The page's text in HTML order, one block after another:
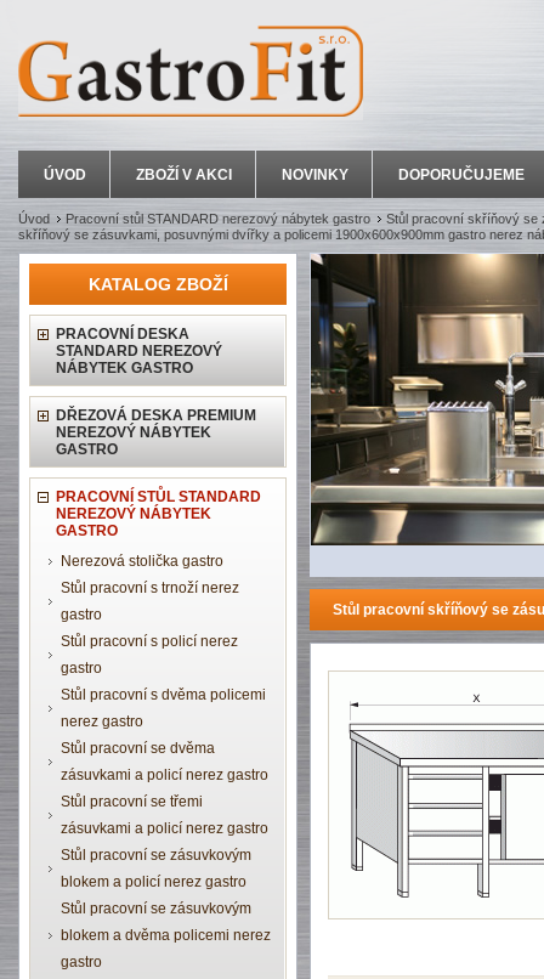
ÚVOD ZBOŽÍ V AKCI NOVINKY DOPORUČUJEME
Úvod Pracovní stůl STANDARD nerezový nábytek gastro
Stůl pracovní skříňový se
skříňový se zásuvkami, posuvnými dvířky a policemi 1900x600x900mm gastro nerez
KATALOG ZBOŽÍ
PRACOVNÍ DESKA
STANDARD NEREZOVÝ
NÁBYTEK GASTRO
DŘEZOVÁ DESKA PREMIUM
NEREZOVÝ NÁBYTEK
GASTRO
PRACOVNÍ STŮL STANDARD
NEREZOVÝ NÁBYTEK
GASTRO
Nerezová stolička gastro
Stůl pracovní s trnoží nerez
gastro
Stůl pracovní s policí nerez
gastro
Stůl pracovní s dvěma policemi
nerez gastro
Stůl pracovní se dvěma
zásuvkami a policí nerez gastro
Stůl pracovní se třemi
zásuvkami a policí nerez gastro
Stůl pracovní se zásuvkovým
blokem a policí nerez gastro
Stůl pracovní se zásuvkovým
blokem a dvěma policemi nerez
gastro
Stůl pracovní skříňový se